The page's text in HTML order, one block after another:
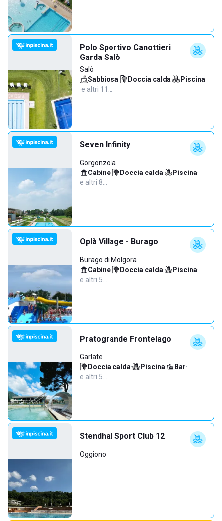
Polo Sportivo Canottieri
Garda Salò
Salò
Sabbiosa· Doccia calda·
Piscina
·e altri 11…
Seven Infinity
Gorgonzola
Cabine· Doccia calda· Piscina·
e altri 8…
Oplà Village - Burago
Burago di Molgora
Cabine· Doccia calda· Piscina·
e altri 5…
Pratogrande Frontelago
Garlate
Doccia calda· Piscina· Bar·
e altri 5…
Stendhal Sport Club 12
Oggiono